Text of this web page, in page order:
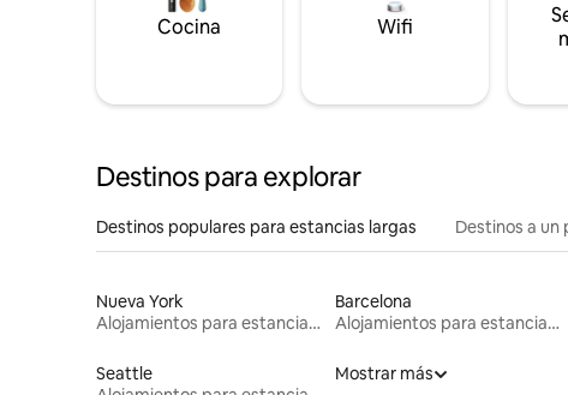
Cocina Wifi
Destinos para explorar
Destinos populares para estancias largas Destinos a un
Nueva York
Alojamientos para estancias largas
Barcelona
Alojamientos para estancias largas
Seattle
Mostrar más